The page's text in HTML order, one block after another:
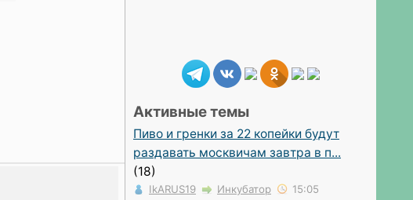
Активные темы
Пиво и гренки за 22 копейки будут
раздавать москвичам завтра в п...
(18)
IkARUS19 Инкубатор 15:05